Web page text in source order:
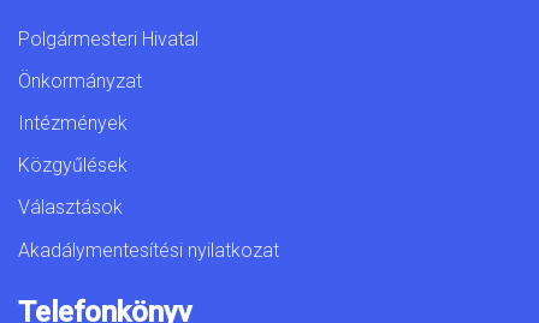
Polgármesteri Hivatal
Önkormányzat
Intézmények
Közgyűlések
Választások
Akadálymentesítési nyilatkozat
Telefonkönyv